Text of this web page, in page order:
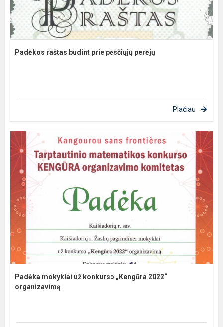
Padėkos raštas budint prie pėsčiųjų perėjų
Plačiau
Padėka mokyklai už konkurso „Kengūra 2022“
organizavimą